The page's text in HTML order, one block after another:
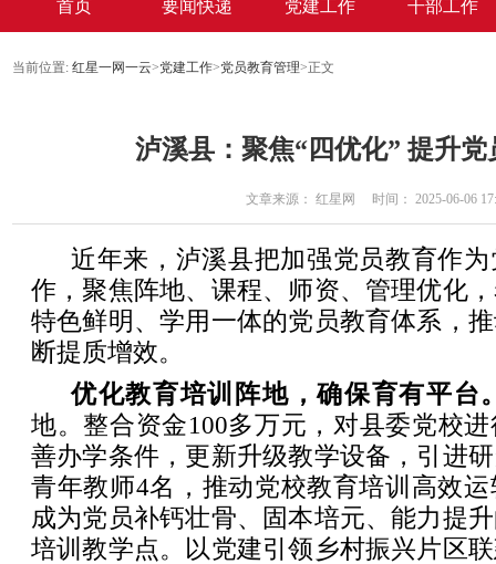
首页 要闻快递 党建工作 干部工作
当前位置: 红星一网一云>党建工作>党员教育管理>正文
泸溪县：聚焦“四优化” 提升
文章来源： 红星网 时间： 2025-06-06
近年来，泸溪县把加强党员教育作
作，聚焦阵地、课程、师资、管理优化
特色鲜明、学用一体的党员教育体系，
断提质增效。
优化教育培训阵地，确保育有平台
地。整合资金100多万元，对县委党校
善办学条件，更新升级教学设备，引进
青年教师4名，推动党校教育培训高效
成为党员补钙壮骨、固本培元、能力提
培训教学点。以党建引领乡村振兴片区